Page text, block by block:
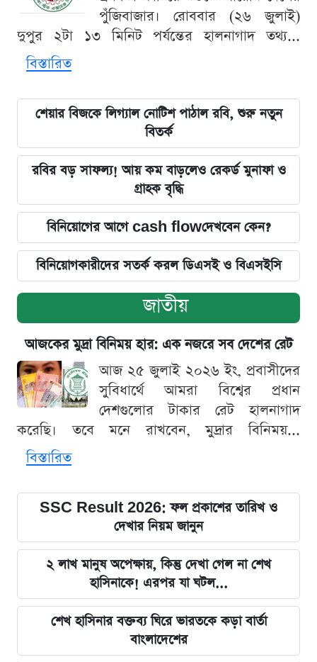
পুঁজিবাজার। রোববার (২৬ জুলাই)
দুপুর ২টা ১৩ মিনিট পর্যন্তের হালনাগাদ তথ্য...
বিস্তারিত
শেয়ার বিজকে লিগ্যাল নোটিশ পাঠাল রবি, শুরু নতুন
বিতর্ক
রবির বড় সাফল্য! আয় কম বাড়লেও রেকর্ড মুনাফা ও
গ্রাহক বৃদ্ধি
বিনিয়োগের আগে cash flowদেখবেন কেন?
বিনিয়োগকারীদের সতর্ক করল ডিএসই ও বিএসইসি
জাতীয়
আজকের মুদ্রা বিনিময় হার: এক নজরে সব দেশের রেট
আজ ২৫ জুলাই ২০২৬ ইং, প্রবাসীদের
সুবিধার্থে আমরা বিশ্বের প্রধান
দেশগুলোর টাকার রেট হালনাগাদ
করেছি। তবে মনে রাখবেন, মুদ্রার বিনিময়...
বিস্তারিত
SSC Result 2026: ফল প্রকাশের তারিখ ও
দেখার নিয়ম জানুন
২ লাখ মানুষ অপেক্ষায়, কিন্তু দেখা গেল না শেখ
হাসিনাকে! এরপর যা ঘটল...
শেখ হাসিনার বক্তব্য ঘিরে ভারতকে কড়া বার্তা
বাংলাদেশের